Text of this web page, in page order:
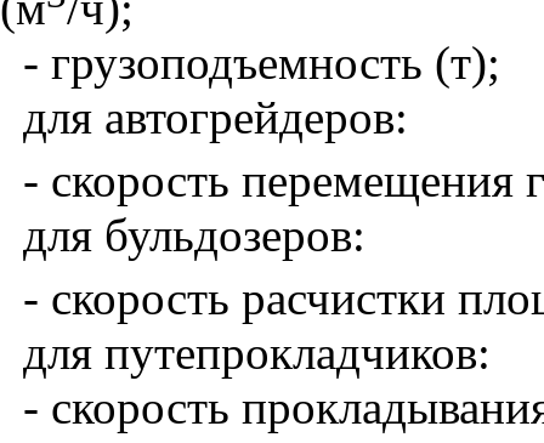
- грузоподъемность (т);
для автогрейдеров:
- скорость перемещения
для бульдозеров:
- скорость расчистки
для путепрокладчиков:
- скорость